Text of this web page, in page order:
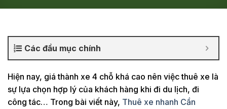
Các đầu mục chính
Hiện nay, giá thành xe 4 chỗ khá cao nên việc thuê xe là
sự lựa chọn hợp lý của khách hàng khi đi du lịch, đi
công tác… Trong bài viết này, Thuê xe nhanh Cần